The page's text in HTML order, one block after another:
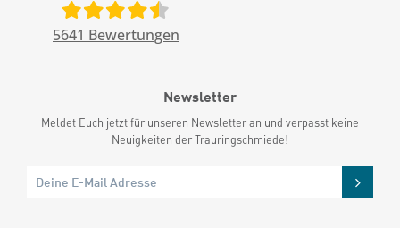
5641 Bewertungen
Newsletter
Meldet Euch jetzt für unseren Newsletter an und verpasst keine
Neuigkeiten der Trauringschmiede!